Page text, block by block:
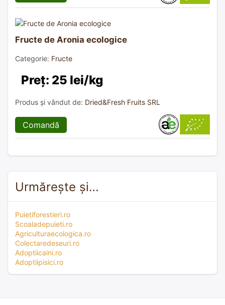
Fructe de Aronia ecologice
Categorie: Fructe
Preț: 25 lei/kg
Produs și vândut de: Dried&Fresh Fruits SRL
Comandă
Urmărește și…
Puietiforestieri.ro
Scoaladepuieti.ro
Agriculturaecologica.ro
Colectaredeseuri.ro
Adoptiicaini.ro
Adoptiipisici.ro